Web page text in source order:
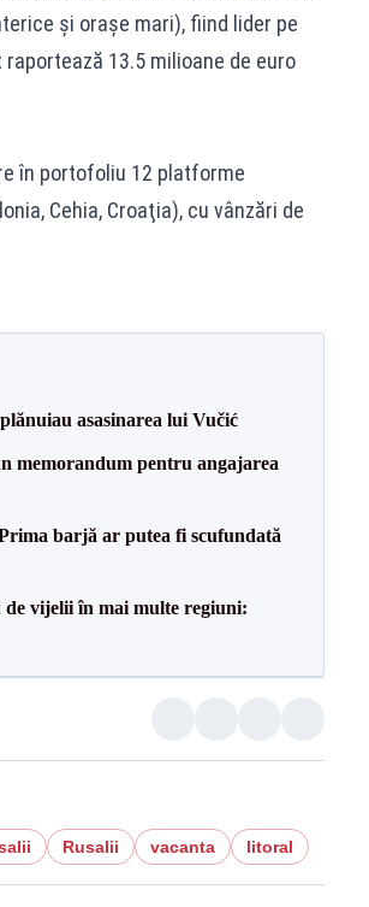
şi oraşe mari), fiind lider pe
13.5 milioane de euro
în portofoliu 12 platforme
Cehia, Croaţia), cu vânzări de
asasinarea lui Vučić
memorandum pentru angajarea
barjă ar putea fi scufundată
de vijelii în mai multe regiuni:
Rusalii vacanta litoral